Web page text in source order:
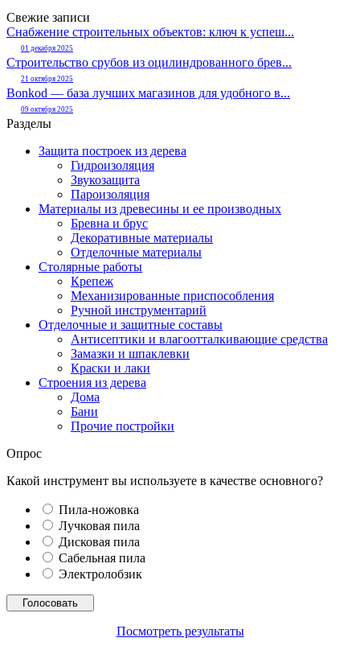
Свежие записи
Снабжение строительных объектов: ключ к успеш...
01 декабря 2025
Строительство срубов из оцилиндрованного брев...
21 октября 2025
Bonkod — база лучших магазинов для удобного в...
09 октября 2025
Разделы
Защита построек из дерева
Гидроизоляция
Звукозащита
Пароизоляция
Материалы из древесины и ее производных
Бревна и брус
Декоративные материалы
Отделочные материалы
Столярные работы
Крепеж
Механизированные приспособления
Ручной инструментарий
Отделочные и защитные составы
Антисептики и влагоотталкивающие средства
Замазки и шпаклевки
Краски и лаки
Строения из дерева
Дома
Бани
Прочие постройки
Опрос
Какой инструмент вы используете в качестве основного?
Пила-ножовка
Лучковая пила
Дисковая пила
Сабельная пила
Электролобзик
Посмотреть результаты